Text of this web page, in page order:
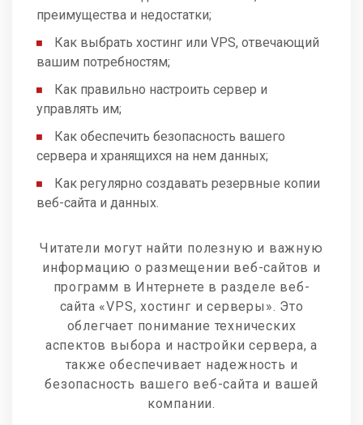
преимущества и недостатки;
Как выбрать хостинг или VPS, отвечающий
вашим потребностям;
Как правильно настроить сервер и
управлять им;
Как обеспечить безопасность вашего
сервера и хранящихся на нем данных;
Как регулярно создавать резервные копии
веб-сайта и данных.
Читатели могут найти полезную и важную
информацию о размещении веб-сайтов и
программ в Интернете в разделе веб-
сайта «VPS, хостинг и серверы». Это
облегчает понимание технических
аспектов выбора и настройки сервера, а
также обеспечивает надежность и
безопасность вашего веб-сайта и вашей
компании.